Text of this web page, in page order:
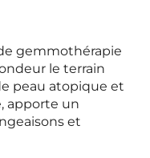
gemmothérapie
le terrain
peau atopique et
apporte un
et